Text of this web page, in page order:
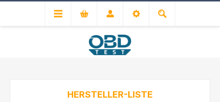
HERSTELLER-LISTE